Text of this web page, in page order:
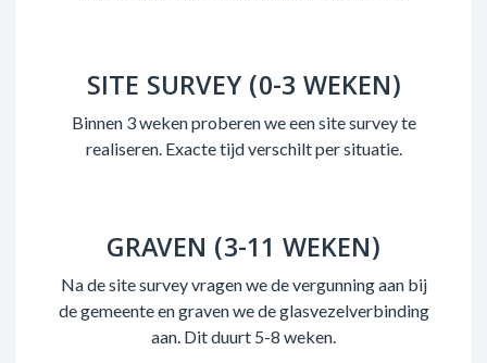
SITE SURVEY (0-3 WEKEN)
Binnen 3 weken proberen we een site survey te
realiseren. Exacte tijd verschilt per situatie.
GRAVEN (3-11 WEKEN)
Na de site survey vragen we de vergunning aan bij
de gemeente en graven we de glasvezelverbinding
aan. Dit duurt 5-8 weken.